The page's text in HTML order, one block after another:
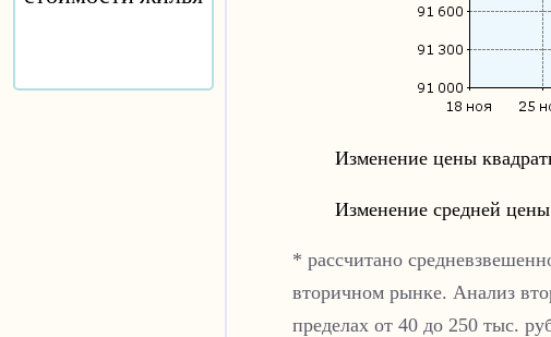
Изменение цены
Изменение средней
* рассчитано
вторичном рынке. Анализ
пределах от 40 до 250 тыс.